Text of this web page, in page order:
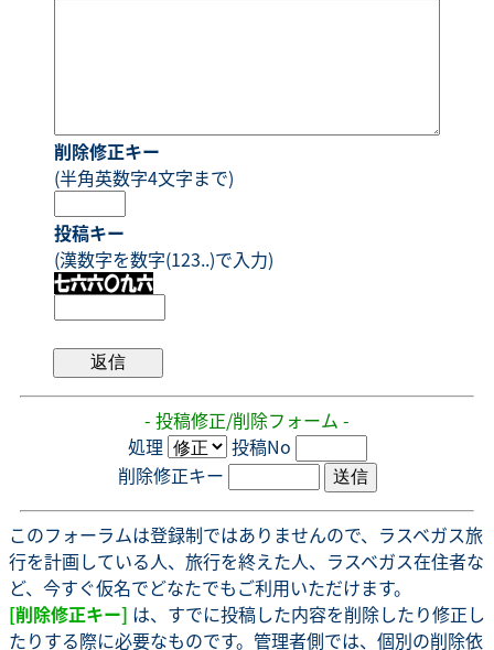
削除修正キー
(半角英数字4文字まで)
投稿キー
(漢数字を数字(123..)で入力)
- 投稿修正/削除フォーム -
処理
投稿No
削除修正キー
このフォーラムは登録制ではありませんので、ラスベガス旅
行を計画している人、旅行を終えた人、ラスベガス在住者な
ど、今すぐ仮名でどなたでもご利用いただけます。
[削除修正キー] は、すでに投稿した内容を削除したり修正し
たりする際に必要なものです。管理者側では、個別の削除依